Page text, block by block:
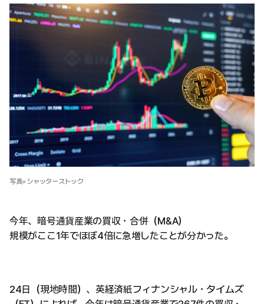
写真=シャッターストック
今年、暗号通貨産業の買収・合併（M&A）
規模がここ1年でほぼ4倍に急増したことが分かった。
24日（現地時間）、英経済紙フィナンシャル・タイムズ